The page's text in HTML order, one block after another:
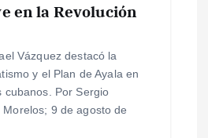
en la Revolución
Vázquez destacó la
y el Plan de Ayala en
cubanos. Por Sergio
9 de agosto de